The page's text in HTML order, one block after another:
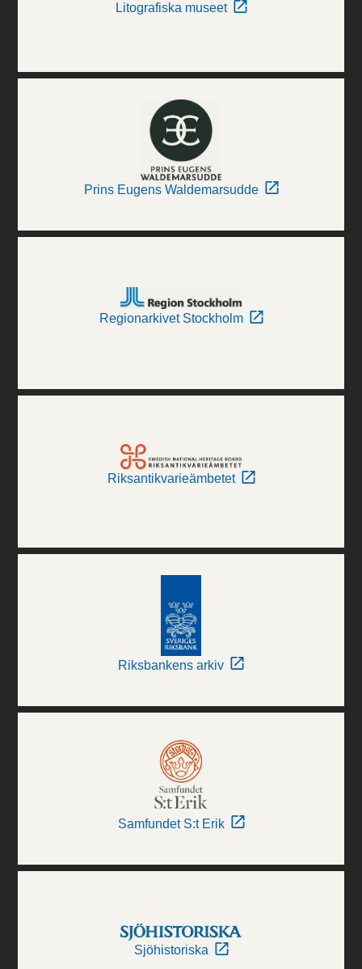
Litografiska museet
Prins Eugens Waldemarsudde
Regionarkivet Stockholm
Riksantikvarieämbetet
Riksbankens arkiv
Samfundet S:t Erik
Sjöhistoriska